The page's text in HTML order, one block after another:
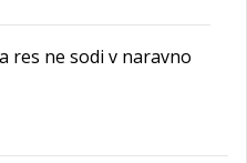
res ne sodi v naravno